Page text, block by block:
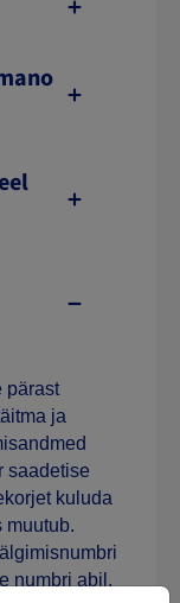
pärast
ja
saadetise
kuluda
muutub.
numbri abil,